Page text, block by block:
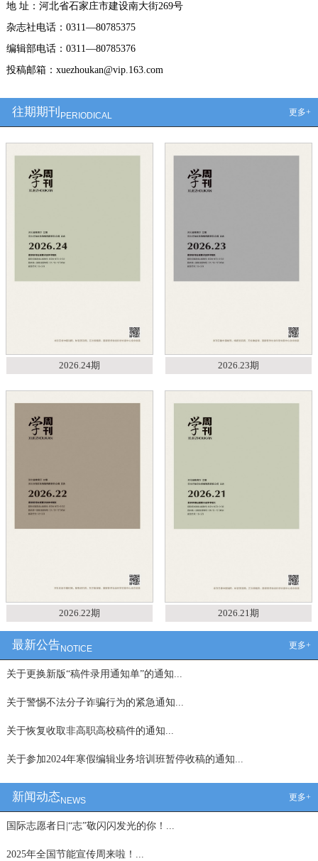
地 址：河北省石家庄市建设南大街269号
杂志社电话：0311—80785375
编辑部电话：0311—80785376
投稿邮箱：xuezhoukan@vip.163.com
往期期刊 PERIODICAL 更多+
2026.24期 2026.23期
2026.22期 2026.21期
最新公告NOTICE 更多+
关于更换新版“稿件录用通知单”的通知...
关于警惕不法分子诈骗行为的紧急通知...
关于恢复收取非高职高校稿件的通知...
关于参加2024年寒假编辑业务培训班暂停收稿的通知...
新闻动态NEWS 更多+
国际志愿者日|“志”敬闪闪发光的你！...
2025年全国节能宣传周来啦！...